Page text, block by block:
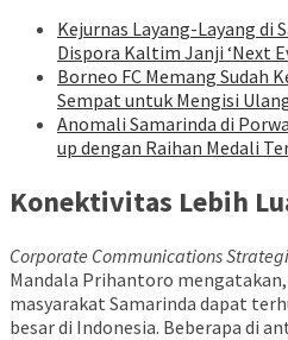
Kejurnas Layang-Layang di
Dispora Kaltim Janji ‘Next
Borneo FC Memang Sudah
Sempat untuk Mengisi
Anomali Samarinda di
up dengan Raihan Medali
Konektivitas Lebih
Corporate Communications
Mandala Prihantoro
masyarakat Samarinda dapat
besar di Indonesia. Beberapa di